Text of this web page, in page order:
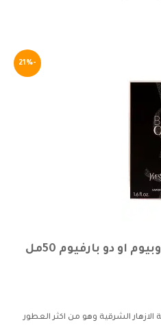
-21%
او دو بارفيوم 50مل
الشرقية وهو من اكثر العطور